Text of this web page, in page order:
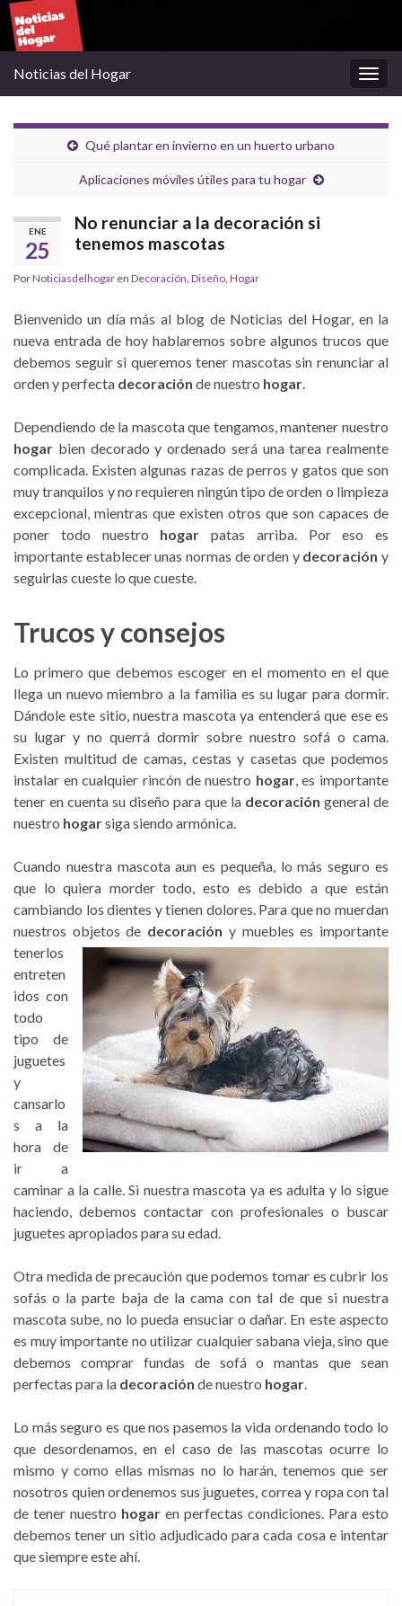
la
Noticias del Hogar
Qué plantar en invierno en un huerto urbano
Aplicaciones móviles útiles para tu hogar
ENE
25
No renunciar a la decoración si
tenemos mascotas
PorNoticiasdelhogar en Decoración, Diseño, Hogar
Bienvenido un día más al blog de Noticias del Hogar, en la
nueva entrada de hoy hablaremos sobre algunos trucos que
debemos seguir si queremos tener mascotas sin renunciar al
orden y perfecta decoración de nuestro hogar.
Dependiendo de la mascota que tengamos, mantener nuestro
hogar bien decorado y ordenado será una tarea realmente
complicada. Existen algunas razas de perros y gatos que son
muy tranquilos y no requieren ningún tipo de orden o limpieza
excepcional, mientras que existen otros que son capaces de
poner todo nuestro hogar patas arriba. Por eso es
importante establecer unas normas de orden y decoración y
seguirlas cueste lo que cueste.
Trucos y consejos
Lo primero que debemos escoger en el momento en el que
llega un nuevo miembro a la familia es su lugar para dormir.
Dándole este sitio, nuestra mascota ya entenderá que ese es
su lugar y no querrá dormir sobre nuestro sofá o cama.
Existen multitud de camas, cestas y casetas que podemos
instalar en cualquier rincón de nuestro hogar, es importante
tener en cuenta su diseño para que la decoración general de
nuestro hogarsiga siendo armónica.
Cuando nuestra mascota aun es pequeña, lo más seguro es
que lo quiera morder todo, esto es debido a que están
cambiando los dientes y tienen dolores. Para que no muerdan
nuestros objetos de decoración y muebles es importante
tenerlos
entreten
idos con
todo
tipo de
juguetes
y
cansarlo
s a la
hora de
ir a
caminar a la calle. Si nuestra mascota ya es adulta y lo sigue
haciendo, debemos contactar con profesionales o buscar
juguetes apropiados para su edad.
Otra medida de precaución que podemos tomar es cubrir los
sofás o la parte baja de la cama con tal de que si nuestra
mascota sube, no lo pueda ensuciar o dañar. En este aspecto
es muy importante no utilizar cualquier sabana vieja, sino que
debemos comprar fundas de sofá o mantas que sean
perfectas para la decoración de nuestro hogar.
Lo más seguro es que nos pasemos la vida ordenando todo lo
que desordenamos, en el caso de las mascotas ocurre lo
mismo y como ellas mismas no lo harán, tenemos que ser
nosotros quien ordenemos sus juguetes, correa y ropa con tal
de tener nuestro hogar en perfectas condiciones. Para esto
debemos tener un sitio adjudicado para cada cosa e intentar
que siempre este ahí.